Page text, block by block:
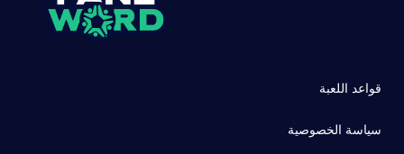
قواعد اللعبة
سياسة الخصوصية